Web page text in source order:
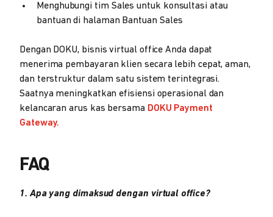
Menghubungi tim Sales untuk konsultasi atau
bantuan di halaman Bantuan Sales
Dengan DOKU, bisnis virtual office Anda dapat
menerima pembayaran klien secara lebih cepat, aman,
dan terstruktur dalam satu sistem terintegrasi.
Saatnya meningkatkan efisiensi operasional dan
kelancaran arus kas bersama DOKU Payment
Gateway.
FAQ
1. Apa yang dimaksud dengan virtual office?